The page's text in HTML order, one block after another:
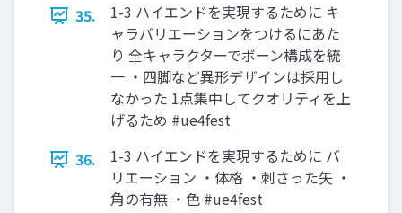
35.
1-3 ハイエンドを実現するために キ
ャラバリエーションをつけるにあた
り 全キャラクターでボーン構成を統
一 ・四脚など異形デザインは採用し
なかった 1点集中してクオリティを上
げるため #ue4fest
36.
1-3 ハイエンドを実現するために バ
リエーション ・体格 ・刺さった矢 ・
角の有無 ・色 #ue4fest